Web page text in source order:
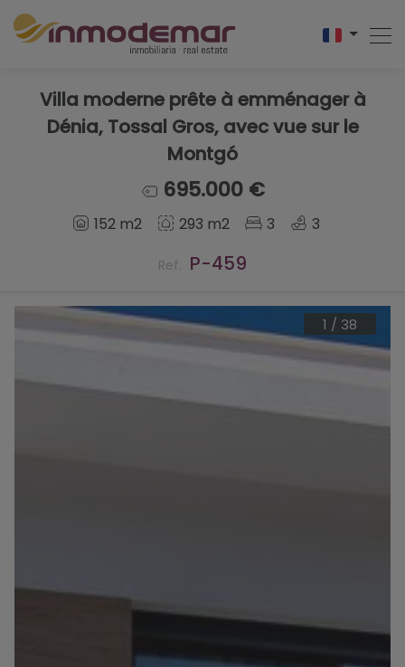
Villa moderne prête à emménager à
Dénia, Tossal Gros, avec vue sur le
Montgó
695.000 €
152 m2 293 m2 3 3
Ref. P-459
1 / 38